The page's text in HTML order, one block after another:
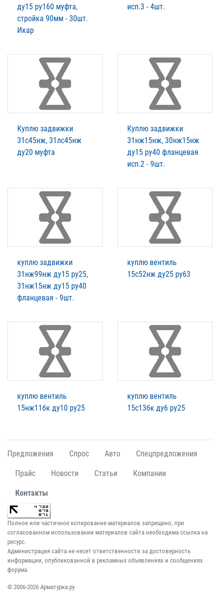
ду15 ру160 муфта,
стройка 90мм - 30шт.
Икар
исп.3 - 4шт.
Куплю задвижки
31с45нж, 31лс45нж
ду20 муфта
Куплю задвижки
31нж15нж, 30нж15нж
ду15 ру40 фланцевая
исп.2 - 9шт.
куплю задвижки
31нж99нж ду15 ру25,
31нж15нж ду15 ру40
фланцевая - 9шт.
куплю вентиль
15с52нж ду25 ру63
куплю вентиль
15нж11бк ду10 ру25
куплю вентиль
15с13бк ду6 ру25
Предложения Спрос Авто Спецпредложения
Прайс Новости Статьи Компании
Контакты
Полное или частичное копирование материалов запрещено, при
согласованном использовании материалов сайта необходима ссылка на
ресурс.
Администрация сайта не несет ответственности за достоверность
информации, опубликованной в рекламных объявлениях и сообщениях
форума.
© 2006-2026 Арматурка.ру